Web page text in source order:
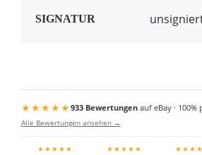
SIGNATUR
★★★★★933 Bewertungenauf eBay · 100%
Alle Bewertungen ansehen →
★★★★★ ★★★★★